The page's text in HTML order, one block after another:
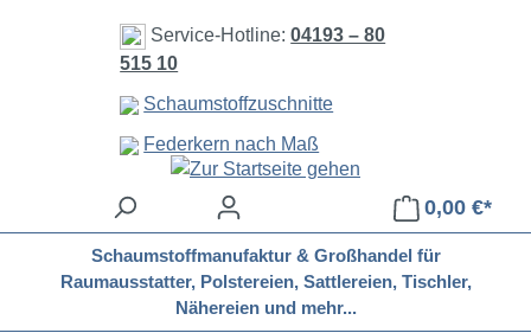
Zum Hauptinhalt springen
Service-Hotline:04193 – 80
515 10
Schaumstoffzuschnitte
Federkern nach Maß
0,00 €*
Schaumstoffmanufaktur & Großhandel für
Raumausstatter, Polstereien, Sattlereien, Tischler,
Nähereien und mehr...